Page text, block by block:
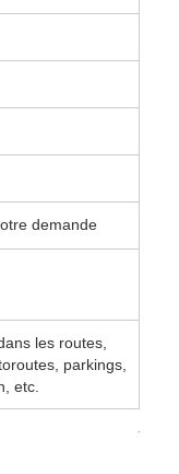
demande
les routes,
parkings,
etc.